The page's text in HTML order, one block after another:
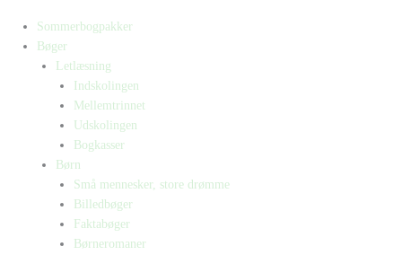
Sommerbogpakker
Bøger
Letlæsning
Indskolingen
Mellemtrinnet
Udskolingen
Bogkasser
Børn
Små mennesker, store drømme
Billedbøger
Faktabøger
Børneromaner